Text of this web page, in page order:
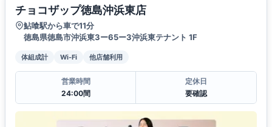
チョコザップ徳島沖浜東店
鮎喰駅から車で11分
徳島県徳島市沖浜東3ー65ー3沖浜東テナント 1F
体組成計 Wi-Fi 他店舗利用
営業時間
24:00間
定休日
要確認